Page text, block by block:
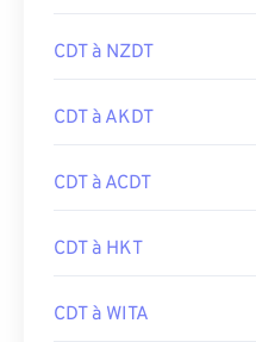
CDT à NZDT
CDT à AKDT
CDT à ACDT
CDT à HKT
CDT à WITA